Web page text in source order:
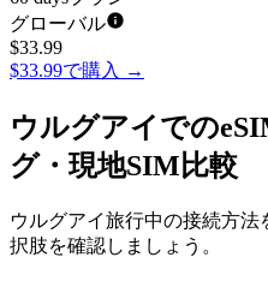
グローバル
$33.99
$33.99で購入 →
ウルグアイでの
グ・現地SIM比較
ウルグアイ旅行中の接続方
択肢を確認しましょう。